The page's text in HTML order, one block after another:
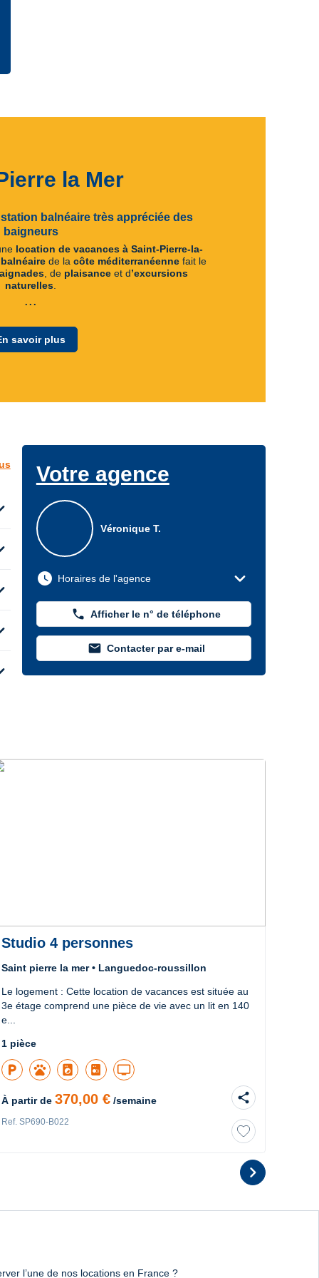
la Mer
balnéaire très appréciée des
baigneurs
location de vacances à Saint-Pierre-la-
de la côte méditerranéenne fait le
, de plaisance et d’excursions
naturelles
...
savoir plus
Votre agence
Véronique T.
watch_later Horaires de l'agence expand_more
phone Afficher le n° de téléphone
mail Contacter par e-mail
Studio 4 personnes
Saint pierre la mer • Languedoc-roussillon
Le logement : Cette location de vacances est située au
3e étage comprend une pièce de vie avec un lit en 140
e...
1 pièce
local_parking pets local_laundry_service tv
À partir de370,00 € /semaine
Ref. SP690-B022
share
chevron_right
l’une de nos locations en France ?